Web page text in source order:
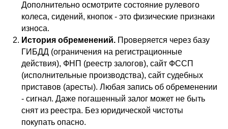
Дополнительно осмотрите состояние рулевого
колеса, сидений, кнопок - это физические признаки
износа.
История обременений. Проверяется через базу
ГИБДД (ограничения на регистрационные
действия), ФНП (реестр залогов), сайт ФССП
(исполнительные производства), сайт судебных
приставов (аресты). Любая запись об обременении
- сигнал. Даже погашенный залог может не быть
снят из реестра. Без юридической чистоты
покупать опасно.